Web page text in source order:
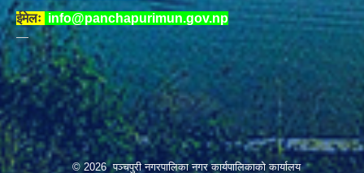
ईमेलः info@panchapurimun.gov.np
© 2026 पञ्चपुरी नगरपालिका नगर कार्यपालिकाको कार्यालय